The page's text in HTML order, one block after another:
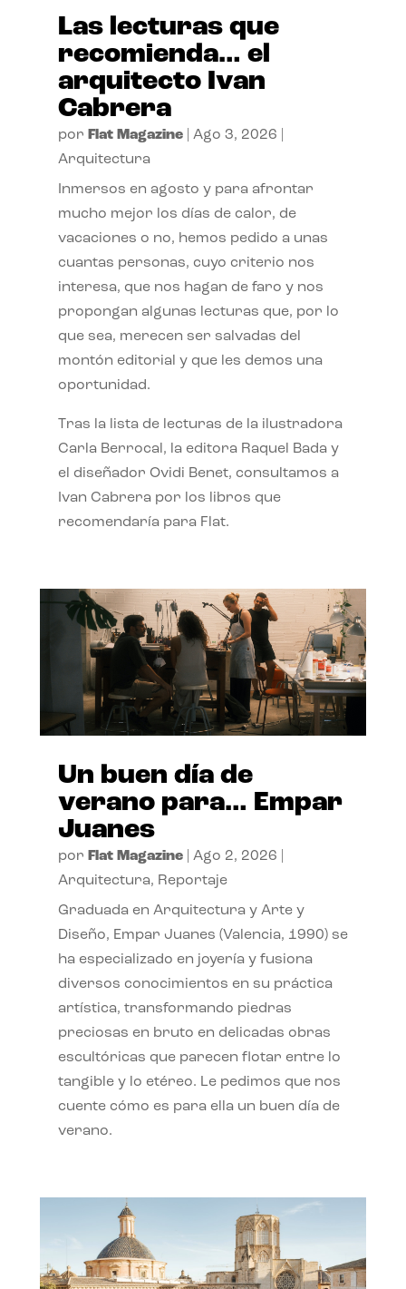
Las lecturas que
recomienda… el
arquitecto Ivan
Cabrera
por Flat Magazine| Ago 3, 2026
Arquitectura
Inmersos en agosto y para afrontar
mucho mejor los días de calor, de
vacaciones o no, hemos pedido a unas
cuantas personas, cuyo criterio nos
interesa, que nos hagan de faro y nos
propongan algunas lecturas que, por lo
que sea, merecen ser salvadas del
montón editorial y que les demos una
oportunidad.
Tras la lista de lecturas de la ilustradora
Carla Berrocal, la editora Raquel Bada y
el diseñador Ovidi Benet, consultamos a
Ivan Cabrera por los libros que
recomendaría para Flat.
Un buen día de
verano para… Empar
Juanes
por Flat Magazine| Ago 2, 2026
Arquitectura, Reportaje
Graduada en Arquitectura y Arte y
Diseño, Empar Juanes (Valencia, 1990) se
ha especializado en joyería y fusiona
diversos conocimientos en su práctica
artística, transformando piedras
preciosas en bruto en delicadas obras
escultóricas que parecen flotar entre lo
tangible y lo etéreo. Le pedimos que nos
cuente cómo es para ella un buen día de
verano.